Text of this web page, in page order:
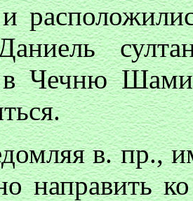
Чечню
в. пр.,
направить